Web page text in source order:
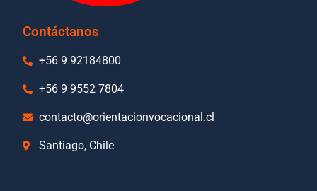
Contáctanos
+56 9 92184800
+56 9 9552 7804
contacto@orientacionvocacional.cl
Santiago, Chile